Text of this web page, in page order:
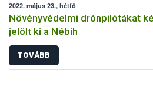
2022. május 23., hétfő
Növényvédelmi drónpilótákat
jelölt ki a Nébih
TOVÁBB